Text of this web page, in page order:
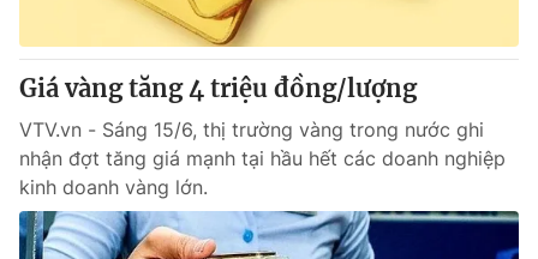
Thị trường 24h
VTV4 Vươn mình bằng AI
VTV9 VTV8
Liên hệ tòa soạn English
Giá vàng tăng 4 triệu đồng/lượng
VTV.vn - Sáng 15/6, thị trường vàng trong nước ghi
nhận đợt tăng giá mạnh tại hầu hết các doanh nghiệp
kinh doanh vàng lớn.